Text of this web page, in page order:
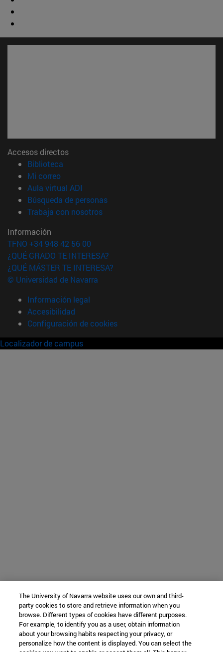
Accesos directos
Biblioteca
Mi correo(abre en nueva ventana)
Aula virtual ADI
Búsqueda de personas(abre en nueva ventana)
Trabaja con nosotros(abre en nueva ventana)
Información
TFNO +34 948 42 56 00
¿QUÉ GRADO TE INTERESA?
¿QUÉ MÁSTER TE INTERESA?
© Universidad de Navarra
Información legal
Accesibilidad
Configuración de cookies
Localizador de campus
The University of Navarra website uses our own and third-
party cookies to store and retrieve information when you
browse. Different types of cookies have different purposes.
For example, to identify you as a user, obtain information
about your browsing habits respecting your privacy, or
personalize how the content is displayed. You can select the